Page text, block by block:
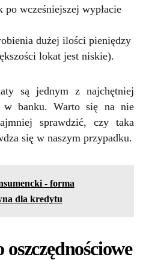
po wcześniejszej wypłacie
dużej ilości pieniędzy
lokat jest niskie).
są jednym z najchętniej
w banku. Warto się na nie
sprawdzić, czy taka
się w naszym przypadku.
- forma
dla kredytu